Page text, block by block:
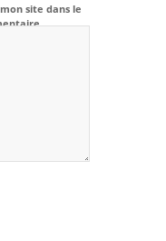
site dans le